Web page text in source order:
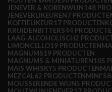
JENEVER & KORENWIJN148
JENEVERLIKEUREN7
KOFFIELIKEUR17 PRODUCTEN
KRUIDENBITTERS44
LAAG-ALCOHOLISCH2
LIMONCELLO19 PRODUCTEN
MAGNUMS19 PRODUCTEN
MAGNUMS & MINIATUREN105
MAIS WHISKY5 PRODUCTEN
MEZCAL62 PRODUCTENMINI'S
MOUSSERENDE WIJN5